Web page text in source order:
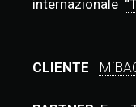
internazionale
CLIENTE